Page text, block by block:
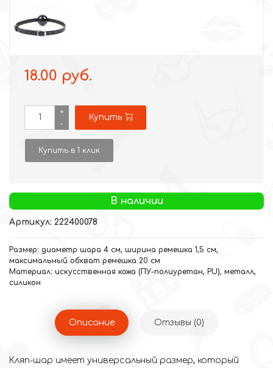
18.00 руб.
+
-
Купить
Купить в 1 клик
В наличии
Артикул: 222400078
Размер: диаметр шара 4 см, ширина ремешка 1,5 см,
максимальный обхват ремешка 20 см
Материал: искусственная кожа (ПУ-полиуретан, PU), металл,
силикон
Описание Отзывы (0)
Кляп-шар имеет уни­вер­саль­ный размер, кото­рый